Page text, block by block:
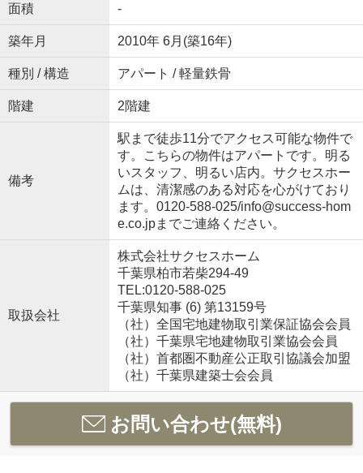
面積 -
築年月 2010年 6月(築16年)
種別 / 構造 アパート / 軽量鉄骨
階建 2階建
備考
駅まで徒歩11分でアクセス可能な物件で
す。こちらの物件はアパートです。明る
いスタッフ、明るい店内。サクセスホー
ムは、清潔感のある対応を心がけており
ます。0120-588-025/info@success-hom
e.co.jpまでご連絡ください。
取扱会社
株式会社サクセスホーム
千葉県柏市若柴294-49
TEL:0120-588-025
千葉県知事 (6) 第13159号
（社）全国宅地建物取引業保証協会会員
（社）千葉県宅地建物取引業協会会員
（社）首都圏不動産公正取引協議会加盟
（社）千葉県建築士会会員
お問い合わせ(無料)